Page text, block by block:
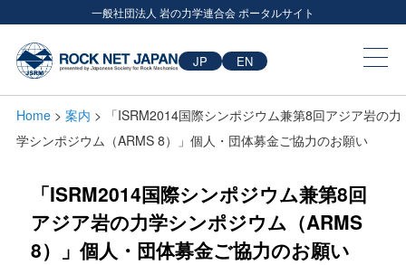
一般社団法人 岩の力学連合会 ポータルサイト
JP EN
Home > 案内 > 「ISRM2014国際シンポジウム兼第8回アジア岩の力
学シンポジウム（ARMS 8）」個人・団体募金ご協力のお願い
「ISRM2014国際シンポジウム兼第8回
アジア岩の力学シンポジウム（ARMS
8）」個人・団体募金ご協力のお願い